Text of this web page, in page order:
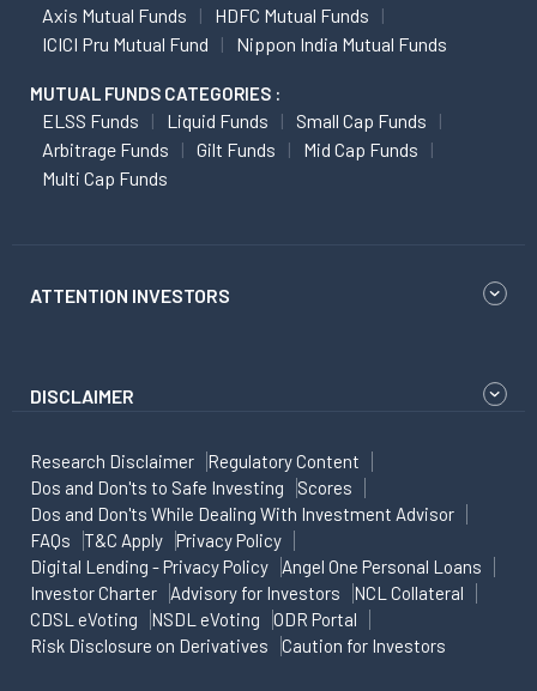
Axis Mutual Funds
HDFC Mutual Funds
ICICI Pru Mutual Fund
Nippon India Mutual Funds
MUTUAL FUNDS CATEGORIES :
ELSS Funds Liquid Funds
Small Cap Funds
Arbitrage Funds
Gilt Funds
Mid Cap Funds
Multi Cap Funds
ATTENTION INVESTORS
DISCLAIMER
Research Disclaimer
Regulatory Content
Dos and Don'ts to Safe Investing
Scores
Dos and Don'ts While Dealing With Investment Advisor
FAQs
T&C Apply
Privacy Policy
Digital Lending - Privacy Policy
Angel One Personal Loans
Investor Charter
Advisory for Investors
NCL Collateral
CDSL eVoting
NSDL eVoting
ODR Portal
Risk Disclosure on Derivatives
Caution for Investors